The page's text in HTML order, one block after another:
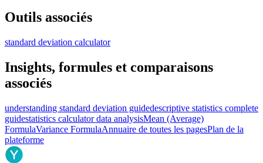
Outils associés
standard deviation calculator
Insights, formules et comparaisons
associés
understanding standard deviation guidedescriptive statistics complete
guidestatistics calculator data analysisMean (Average)
FormulaVariance FormulaAnnuaire de toutes les pagesPlan de la
plateforme